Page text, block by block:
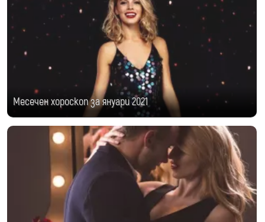
Месечен хороскоп за януари 2021